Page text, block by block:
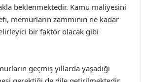
beklenmektedir. Kamu maliyesini
memurların zammının ne kadar
bir faktör olacak gibi
geçmiş yıllarda yaşadığı